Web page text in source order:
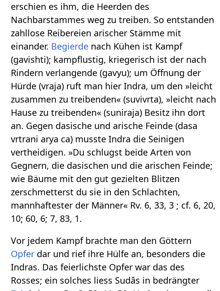
erschien es ihm, die Heerden des
Nachbarstammes weg zu treiben. So entstanden
zahllose Reibereien arischer Stämme mit
einander. Begierde nach Kühen ist Kampf
(gavishti); kampflustig, kriegerisch ist der nach
Rindern verlangende (gavyu); um Öffnung der
Hürde (vraja) ruft man hier Indra, um den »leicht
zusammen zu treibenden« (suvivrta), »leicht nach
Hause zu treibenden« (suniraja) Besitz ihn dort
an. Gegen dasische und arische Feinde (dasa
vrtrani arya ca) musste Indra die Seinigen
vertheidigen. »Du schlugst beide Arten von
Gegnern, die dasischen und die arischen Feinde;
wie Bäume mit den gut gezielten Blitzen
zerschmetterst du sie in den Schlachten,
mannhaftester der Männer« Rv. 6, 33, 3 ; cf. 6, 20,
10; 60, 6; 7, 83, 1.
Vor jedem Kampf brachte man den Göttern
Opfer dar und rief ihre Hülfe an, besonders die
Indras. Das feierlichste Opfer war das des
Rosses; ein solches liess Sudâs in bedrängter